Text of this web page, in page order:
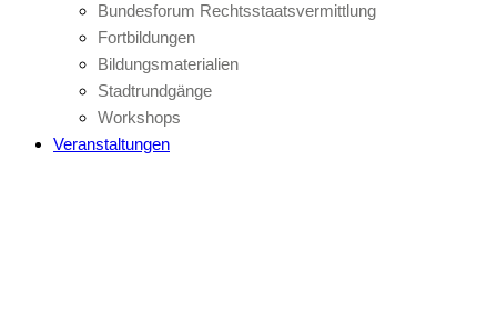
Bundesforum Rechtsstaatsvermittlung
Fortbildungen
Bildungsmaterialien
Stadtrundgänge
Workshops
Veranstaltungen